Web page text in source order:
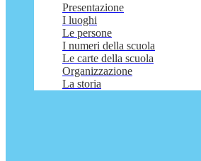
Presentazione
I luoghi
Le persone
I numeri della scuola
Le carte della scuola
Organizzazione
La storia